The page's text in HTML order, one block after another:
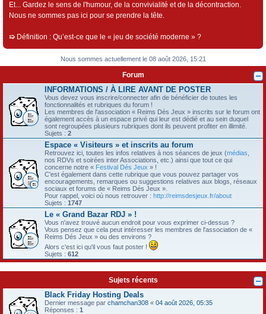
Et... Gardez le sens de l'humour, de la convivialité et de la décontraction.
Nous ne sommes pas ici pour se prendre la tête.
➯ Définition : Qu’est-ce que le « jeu de société moderne » ?
Nous sommes actuellement le 08 août 2026, 15:21
Forum
INFORMATIONS / À LIRE AVANT DE POSTER
Vous devez vous inscrire/connecter afin de bénéficier de toutes les
fonctionnalités et rubriques du forum !
Les membres de l'association « Reims Dés Jeux » inscrits sur le forum ont
également accès à un espace privé qui leur est dédié et au sein duquel
sont regroupées plusieurs rubriques dont ils peuvent profiter en illimité.
Sujets : 2
Espace « Visiteurs » et inscrits au forum
Retrouvez ici, toutes les infos relatives à nos séances de jeux (médias
nos RDVs et soirées inter Associations, etc.) ainsi que tout ce qui
concerne notre « Festival Dés Jeux » !
C'est également dans cette rubrique que vous pouvez partager vos
encouragements, remarques ou suggestions relatives aux blogs, réseaux
sociaux et forums de « Reims Dés Jeux ».
Pour rappel, voici où nous retrouver : http://reimsdesjeux.fr/about
Sujets : 1747
Le « Grand Bazar RDJ » !
Vous n'avez trouvé aucun endroit pour vous exprimer ci-dessus ?
Vous pensez que cela peut intéresser les membres de l'association de «
Reims Dés Jeux » ou des environs ?
Alors c'est ici qu'il vous faut poster !
Sujets : 612
Sujets récents
Black Friday Hosting Deals
Dernier message par chamchan308 « 04 août 2026, 05:35
Réponses : 1